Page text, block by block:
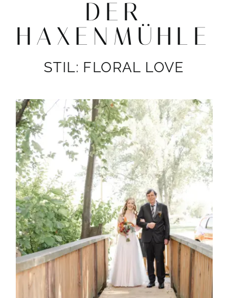
DER
HAXENMÜHLE
STIL: FLORAL LOVE